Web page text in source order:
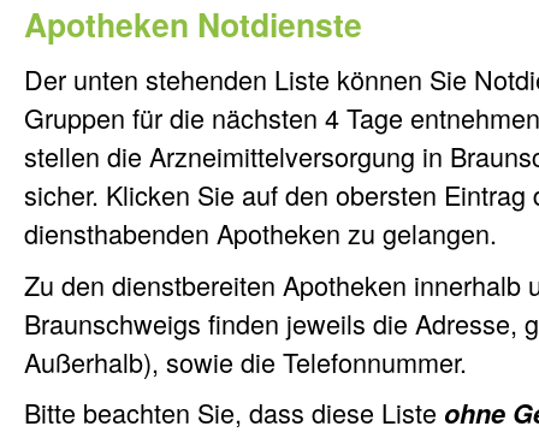
Apotheken Notdienste
Der unten stehenden Liste können Sie
Gruppen für die nächsten 4 Tage
stellen die Arzneimittelversorgung in
sicher. Klicken Sie auf den obersten Eintrag
diensthabenden Apotheken zu gelangen.
Zu den dienstbereiten Apotheken innerhalb
Braunschweigs finden jeweils die Adresse,
Außerhalb), sowie die Telefonnummer.
Bitte beachten Sie, dass diese Liste ohne